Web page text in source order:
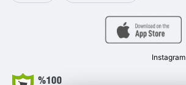
Instagram